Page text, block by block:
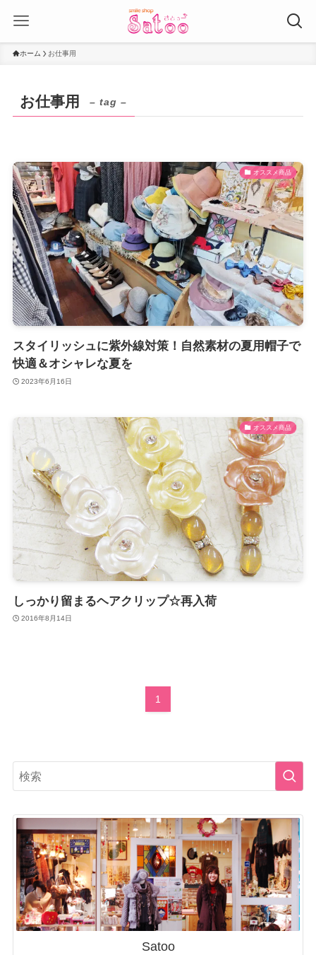
ホーム お仕事用
お仕事用 – tag –
オススメ商品
スタイリッシュに紫外線対策！自然素材の夏用帽子で
快適＆オシャレな夏を
2023年6月16日
オススメ商品
しっかり留まるヘアクリップ☆再入荷
2016年8月14日
1
Satoo